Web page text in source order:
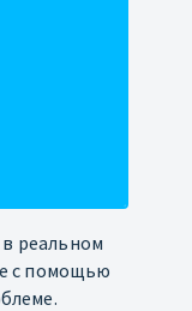
реальном
с помощью